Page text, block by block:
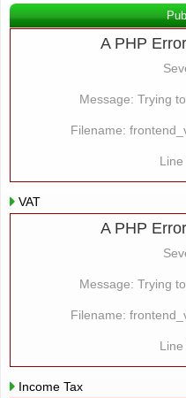
A PHP
Message: Trying
Filename:
VAT
A PHP
Message: Trying
Filename:
Income Tax